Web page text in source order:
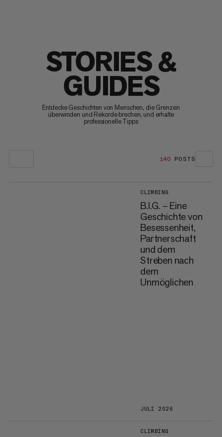
STORIES &
GUIDES
Entdecke Geschichten von Menschen, die Grenzen
überwinden und Rekorde brechen, und erhalte
professionelle Tipps
140 POSTS
CLIMBING
B.I.G. – Eine
Geschichte von
Besessenheit,
Partnerschaft
und dem
Streben nach
dem
Unmöglichen
JULI 2026
CLIMBING